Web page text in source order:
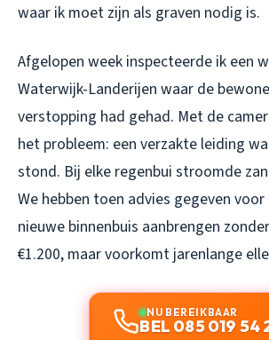
waar ik moet zijn als graven nodig is.
Afgelopen week inspecteerde ik een
Waterwijk-Landerijen waar de
verstopping had gehad. Met de
het probleem: een verzakte leiding
stond. Bij elke regenbui stroomde
We hebben toen advies gegeven
nieuwe binnenbuis aanbrengen
€1.200, maar voorkomt jarenlange
NU BEREIKBAAR
BEL 085 019 54